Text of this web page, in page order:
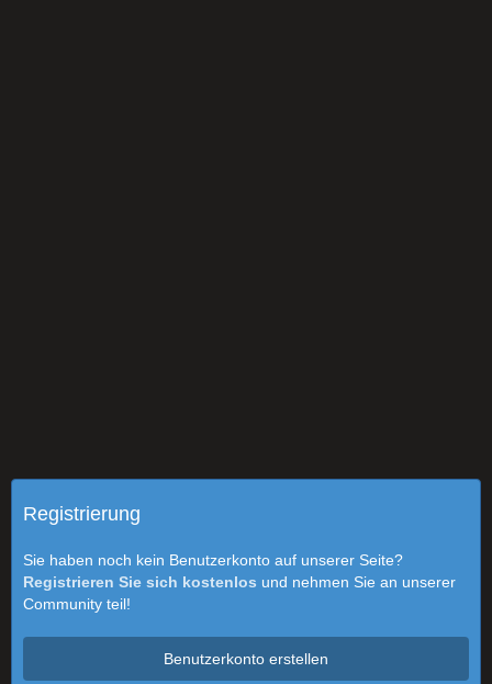
Registrierung
Sie haben noch kein Benutzerkonto auf unserer Seite?
Registrieren Sie sich kostenlos und nehmen Sie an unserer
Community teil!
Benutzerkonto erstellen